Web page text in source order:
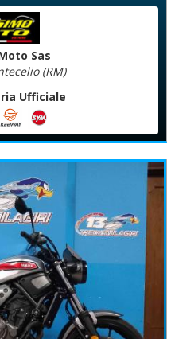
Sas
(RM)
Ufficiale